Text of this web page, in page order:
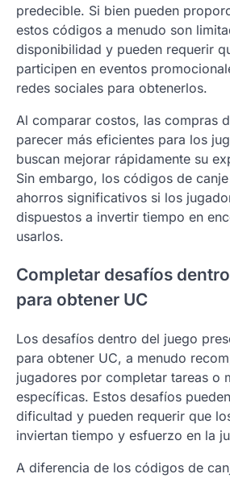
predecible. Si bien pueden
estos códigos a menudo son
disponibilidad y pueden requerir
participen en eventos
redes sociales para obtenerlos.
Al comparar costos, las compras
parecer más eficientes para los
buscan mejorar rápidamente su
Sin embargo, los códigos de
ahorros significativos si los
dispuestos a invertir tiempo en
usarlos.
Completar desafíos
para obtener UC
Los desafíos dentro del juego
para obtener UC, a menudo
jugadores por completar tareas o
específicas. Estos desafíos
dificultad y pueden requerir que
inviertan tiempo y esfuerzo en la
A diferencia de los códigos de